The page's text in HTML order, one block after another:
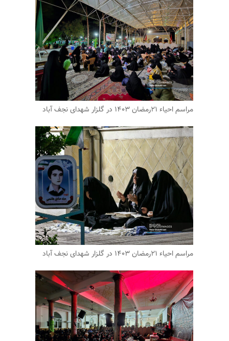
مراسم احیاء ۲۱رمضان ۱۴۰۳ در گلزار شهدای نجف آباد
مراسم احیاء ۲۱رمضان ۱۴۰۳ در گلزار شهدای نجف آباد